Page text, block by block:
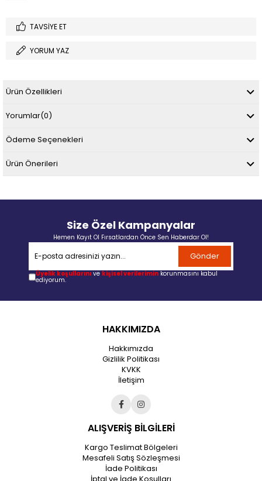
TAVSIYE ET
YORUM YAZ
Ürün Özellikleri
Yorumlar(0)
Ödeme Seçenekleri
Ürün Önerileri
Size Özel Kampanyalar
Hemen Kayıt Ol Fırsatlardan Önce Sen Haberdar Ol!
Gönder
Üyelik koşullarını ve kişisel verilerimin korunmasını kabul
ediyorum.
HAKKIMIZDA
Hakkımızda
Gizlilik Politikası
KVKK
İletişim
ALIŞVERİŞ BİLGİLERİ
Kargo Teslimat Bölgeleri
Mesafeli Satış Sözleşmesi
İade Politikası